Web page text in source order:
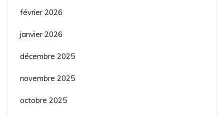
février 2026
janvier 2026
décembre 2025
novembre 2025
octobre 2025